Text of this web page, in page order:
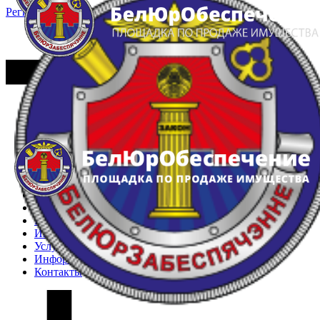
Регистрация Вход
Главная
Арестованное имущество
Реестр несостоявшихся торгов
Реестр переоценок
Частное имущество
Государственное имущество
Интернет-магазин
Интернет-витрина
Услуги
Информация
Контакты